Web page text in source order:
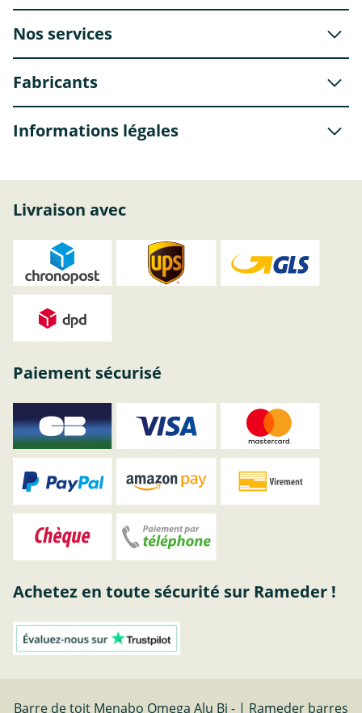
Nos services
Fabricants
Informations légales
Livraison avec
Paiement sécurisé
Achetez en toute sécurité sur Rameder !
Barre de toit Menabo Omega Alu Bj - | Rameder barres